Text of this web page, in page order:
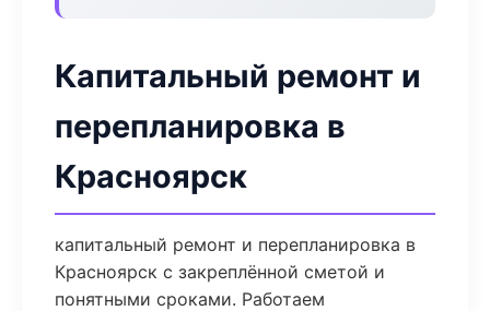
Капитальный ремонт и
перепланировка в
Красноярск
капитальный ремонт и перепланировка в
Красноярск с закреплённой сметой и
понятными сроками. Работаем